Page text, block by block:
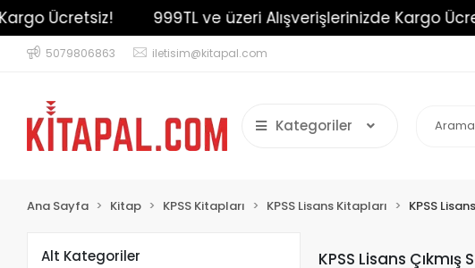
Ücretsiz! 999TL ve üzeri Alışverişlerinizde Kargo
5079806863 iletisim@kitapal.com
Kategoriler
Ana Sayfa Kitap KPSS Kitapları KPSS Lisans Kitapları KPSS
Alt Kategoriler KPSS Lisans Çıkmış